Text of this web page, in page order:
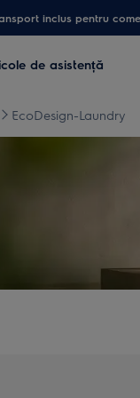
inclus pentru
de asistență
EcoDesign-Laundry